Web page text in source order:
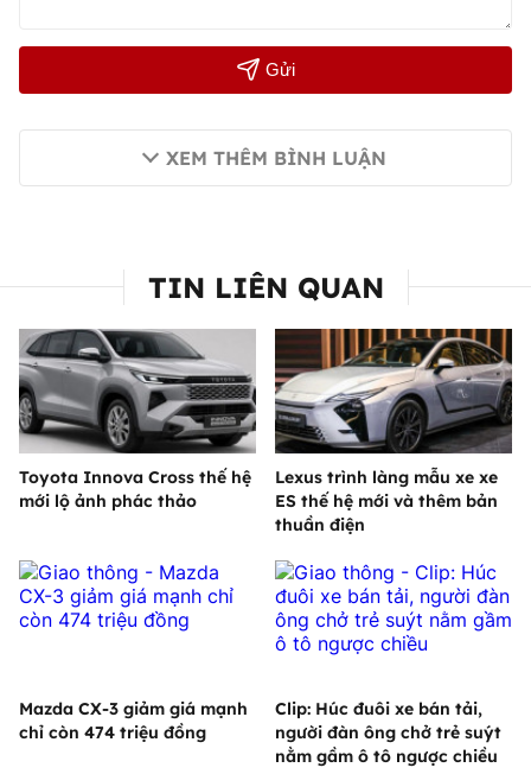
Gửi
XEM THÊM BÌNH LUẬN
TIN LIÊN QUAN
Toyota Innova Cross thế hệ
mới lộ ảnh phác thảo
Lexus trình làng mẫu xe xe
ES thế hệ mới và thêm bản
thuần điện
Mazda CX-3 giảm giá mạnh
chỉ còn 474 triệu đồng
Clip: Húc đuôi xe bán tải,
người đàn ông chở trẻ suýt
nằm gầm ô tô ngược chiều